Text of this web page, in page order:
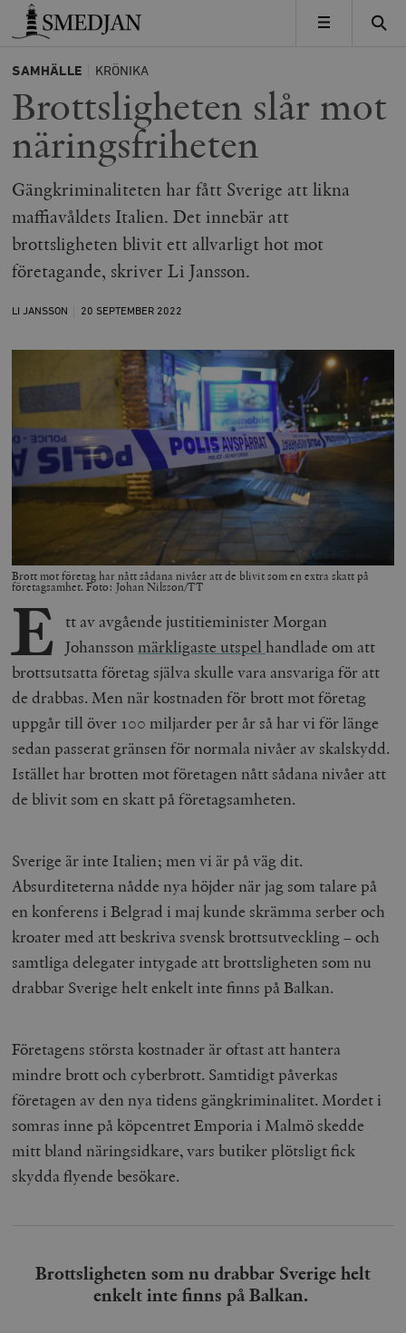
Timbro
MENY
SAMHÄLLE KRÖNIKA
Brottsligheten slår mot
näringsfriheten
Gängkriminaliteten har fått Sverige att likna
maffiavåldets Italien. Det innebär att
brottsligheten blivit ett allvarligt hot mot
företagande, skriver Li Jansson.
LI JANSSON 20 SEPTEMBER 2022
Brott mot företag har nått sådana nivåer att de blivit som en extra skatt på
företagsamhet. Foto: Johan Nilsson/TT
E
tt av avgående justitieminister Morgan
Johanssonmärkligaste utspelhandlade om att
brottsutsatta företag själva skulle vara ansvariga för att
de drabbas. Men när kostnaden för brott mot företag
uppgår till över 100 miljarder per år så har vi för länge
sedan passerat gränsen för normala nivåer av skalskydd.
Istället har brotten mot företagen nått sådana nivåer att
de blivit som en skatt på företagsamheten.
Sverige är inte Italien; men vi är på väg dit.
Absurditeterna nådde nya höjder när jag som talare på
en konferens i Belgrad i maj kunde skrämma serber och
kroater med att beskriva svensk brottsutveckling – och
samtliga delegater intygade att brottsligheten som nu
drabbar Sverige helt enkelt inte finns på Balkan.
Företagens största kostnader är oftast att hantera
mindre brott och cyberbrott. Samtidigt påverkas
företagen av den nya tidens gängkriminalitet. Mordet i
somras inne på köpcentret Emporia i Malmö skedde
mitt bland näringsidkare, vars butiker plötsligt fick
skydda flyende besökare.
Brottsligheten som nu drabbar Sverige helt
enkelt inte finns på Balkan.